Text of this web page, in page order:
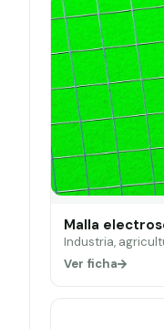
Malla
Industria,
Ver ficha